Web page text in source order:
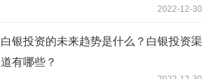
2022-12-30
白银投资的未来趋势是什么？白银投资渠
道有哪些？